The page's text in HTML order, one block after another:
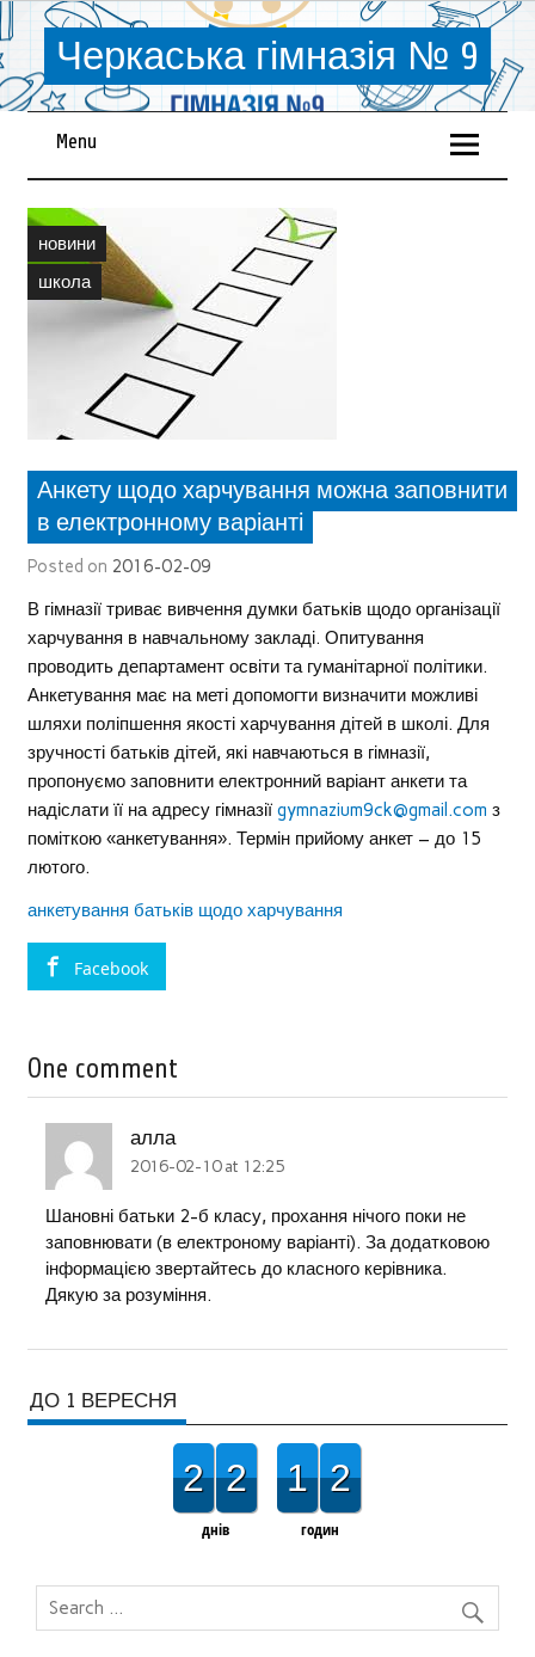
Черкаська гімназія № 9
Menu
новини
школа
Анкету щодо харчування можна заповнити
в електронному варіанті
Posted on 2016-02-09
В гімназії триває вивчення думки батьків щодо організації
харчування в навчальному закладі. Опитування
проводить департамент освіти та гуманітарної політики.
Анкетування має на меті допомогти визначити можливі
шляхи поліпшення якості харчування дітей в школі. Для
зручності батьків дітей, які навчаються в гімназії,
пропонуємо заповнити електронний варіант анкети та
надіслати її на адресу гімназії gymnazium9ck@gmail.com з
поміткою «анкетування». Термін прийому анкет – до 15
лютого.
анкетування батьків щодо харчування
Facebook
One comment
алла
2016-02-10 at 12:25
Шановні батьки 2-б класу, прохання нічого поки не
заповнювати (в електроному варіанті). За додатковою
інформацією звертайтесь до класного керівника.
Дякую за розуміння.
ДО 1 ВЕРЕСНЯ
2 2
днів
1 2
годин